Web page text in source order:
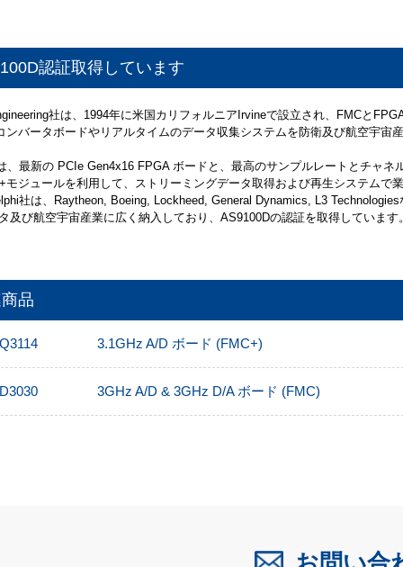
認証取得しています
社は、1994年に米国カリフォルニアIrvineで設立され、FMCと
ンバータボードやリアルタイムのデータ収集システムを防衛及び航空宇宙
、最新の PCIe Gen4x16 FPGA ボードと、最高のサンプルレートとチャネ
モジュールを利用して、ストリーミングデータ取得および再生システムで
社は、Raytheon, Boeing, Lockheed, General Dynamics, L3
及び航空宇宙産業に広く納入しており、AS9100Dの認証を取得しています
品
3.1GHz A/D ボード (FMC+)
3GHz A/D & 3GHz D/A ボード (FMC)